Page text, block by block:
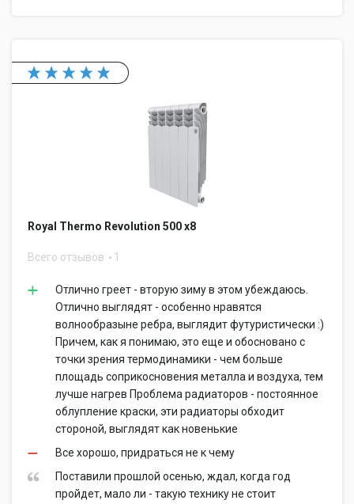
Royal Thermo Revolution 500 x8
Всего отзывов 1
Отлично греет - вторую зиму в этом убеждаюсь.
Отлично выглядят - особенно нравятся
волнообразыне ребра, выглядит футуристически :)
Причем, как я понимаю, это еще и обосновано с
точки зрения термодинамики - чем больше
площадь соприкосновения металла и воздуха, тем
лучше нагрев Проблема радиаторов - постоянное
облупление краски, эти радиаторы обходит
стороной, выглядят как новенькие
Все хорошо, придраться не к чему
Поставили прошлой осенью, ждал, когда год
пройдет, мало ли - такую технику не стоит